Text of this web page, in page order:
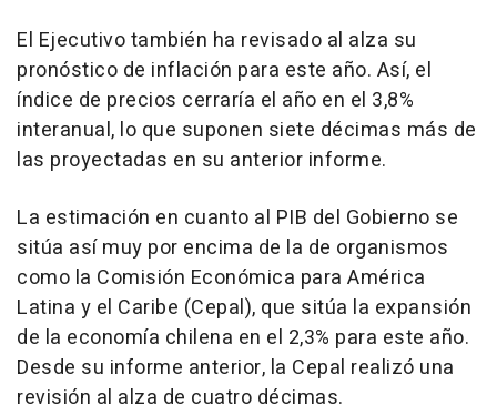
El Ejecutivo también ha revisado al alza su
pronóstico de inflación para este año. Así, el
índice de precios cerraría el año en el 3,8%
interanual, lo que suponen siete décimas más de
las proyectadas en su anterior informe.
La estimación en cuanto al PIB del Gobierno se
sitúa así muy por encima de la de organismos
como la Comisión Económica para América
Latina y el Caribe (Cepal), que sitúa la expansión
de la economía chilena en el 2,3% para este año.
Desde su informe anterior, la Cepal realizó una
revisión al alza de cuatro décimas.